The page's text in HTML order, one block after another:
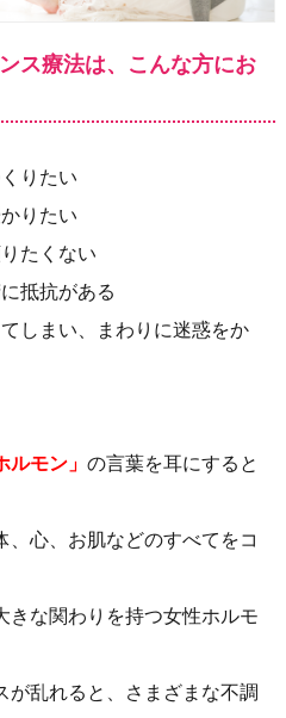
ス療法は、こんな方にお
りたい
りたい
たくない
抵抗がある
しまい、まわりに迷惑をか
ルモン」 の言葉を耳にすると
心、お肌などのすべてをコ
きな関わりを持つ女性ホルモ
が乱れると、さまざまな不調